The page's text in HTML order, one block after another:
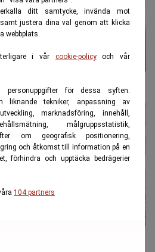
ditt samtycke, invända mot
justera dina val genom att klicka
webbplats.
i vår cookie-policyoch vår
för dessa syften:
liknande tekniker, anpassning av
marknadsföring, innehåll,
målgruppsstatistik,
om geografisk positionering,
och åtkomst till information på en
förhindra och upptäcka bedrägerier
104 partners
10 bästa råd
råd till sina yngre jag